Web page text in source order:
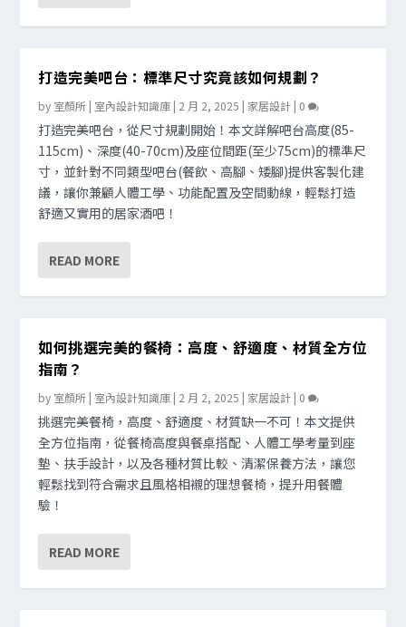
打造完美吧台：標準尺寸究竟該如何規劃？
by 室顏所 | 室內設計知識庫 | 2 月 2, 2025 | 家居設計 | 0
打造完美吧台，從尺寸規劃開始！本文詳解吧台高度(85-
115cm)、深度(40-70cm)及座位間距(至少75cm)的標準尺
寸，並針對不同類型吧台(餐飲、高腳、矮腳)提供客製化建
議，讓你兼顧人體工學、功能配置及空間動線，輕鬆打造
舒適又實用的居家酒吧！
READ MORE
如何挑選完美的餐椅：高度、舒適度、材質全方位
指南？
by 室顏所 | 室內設計知識庫 | 2 月 2, 2025 | 家居設計 | 0
挑選完美餐椅，高度、舒適度、材質缺一不可！本文提供
全方位指南，從餐椅高度與餐桌搭配、人體工學考量到座
墊、扶手設計，以及各種材質比較、清潔保養方法，讓您
輕鬆找到符合需求且風格相襯的理想餐椅，提升用餐體
驗！
READ MORE